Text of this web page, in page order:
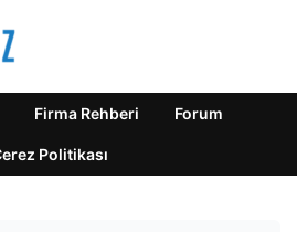
Firma Rehberi Forum
Politikası